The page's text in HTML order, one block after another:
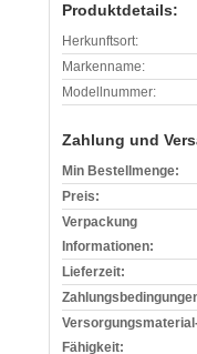
Produktdetails:
Herkunftsort:
Markenname:
Modellnummer:
Zahlung und
Min Bestellmenge:
Preis:
Verpackung
Informationen:
Lieferzeit:
Fähigkeit: